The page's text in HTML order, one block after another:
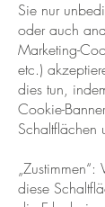
Sie nur
oder auch
Marketing-
etc.)
dies tun,
Cookie-
Schaltflächen
diese